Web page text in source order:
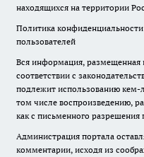
находящихся на территории
Политика
пользователей
Вся информация, размещенная
соответствии с
подлежит использованию
том числе воспроизведению,
как с письменного разрешения
Администрация портала
комментарии, исходя из